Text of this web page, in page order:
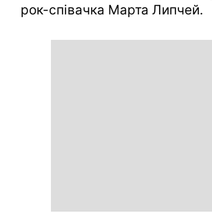
рок-співачка Марта Липчей.